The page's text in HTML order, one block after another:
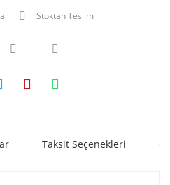
Stoktan Teslim
Taksit Seçenekleri